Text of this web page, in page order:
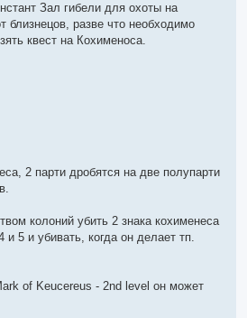
Зал гибели для охоты на
близнецов, разве что необходимо
квест на Кохименоса.
2 парти дробятся на две полупарти
колоний убить 2 знака кохименеса
5 и убивать, когда он делает тп.
of Keucereus - 2nd level он может